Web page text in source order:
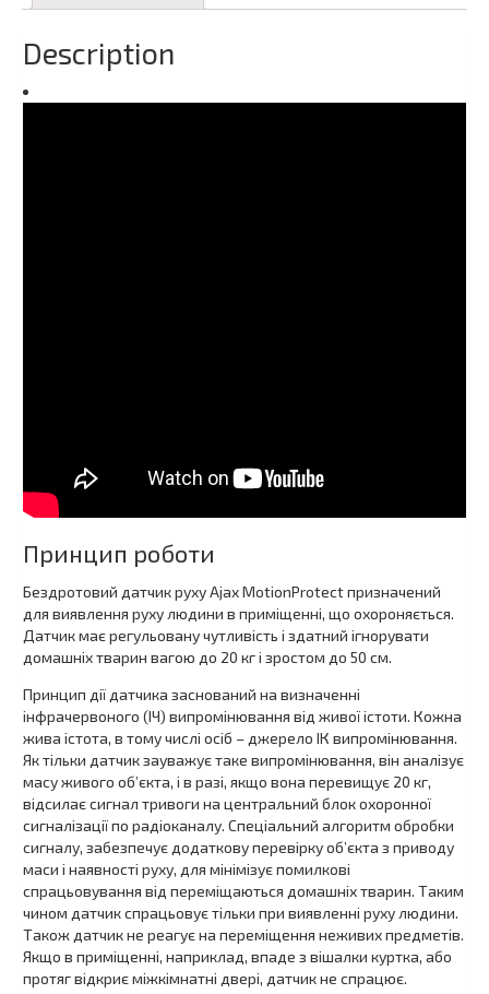
Description
Принцип роботи
Бездротовий датчик руху Ajax MotionProtect призначений
для виявлення руху людини в приміщенні, що охороняється.
Датчик має регульовану чутливість і здатний ігнорувати
домашніх тварин вагою до 20 кг і зростом до 50 см.
Принцип дії датчика заснований на визначенні
інфрачервоного (ІЧ) випромінювання від живої істоти. Кожна
жива істота, в тому числі осіб – джерело ІК випромінювання.
Як тільки датчик зауважує таке випромінювання, він аналізує
масу живого об’єкта, і в разі, якщо вона перевищує 20 кг,
відсилає сигнал тривоги на центральний блок охоронної
сигналізації по радіоканалу. Спеціальний алгоритм обробки
сигналу, забезпечує додаткову перевірку об’єкта з приводу
маси і наявності руху, для мінімізує помилкові
спрацьовування від переміщаються домашніх тварин. Таким
чином датчик спрацьовує тільки при виявленні руху людини.
Також датчик не реагує на переміщення неживих предметів.
Якщо в приміщенні, наприклад, впаде з вішалки куртка, або
протяг відкриє міжкімнатні двері, датчик не спрацює.